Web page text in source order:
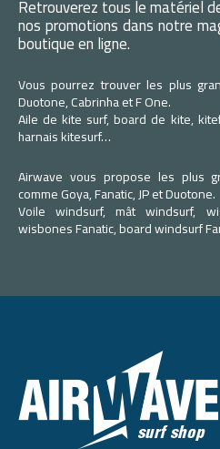
Retrouverez tous le matériel
nos promotions dans notre
boutique en ligne.
Vous pourrez trouver les plus
Duotone, Cabrinha et F One.
Aile de kite surf, board de kite,
harnais kitesurf…
Airwave vous propose les plus
comme Goya, Fanatic, JP et Duotone.
Voile windsurf, mât windsurf,
wisbones Fanatic, board windsurf